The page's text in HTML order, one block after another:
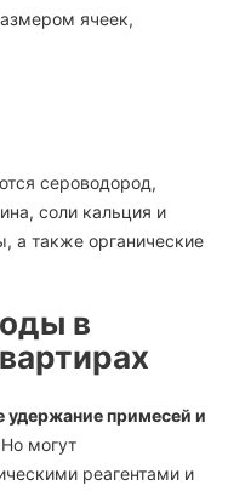
ячеек,
сероводород,
соли кальция и
а также органические
в
удержание примесей и
могут
реагентами и